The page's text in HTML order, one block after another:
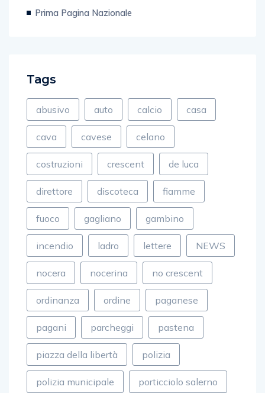
Prima Pagina Nazionale
Tags
abusivo auto calcio casa
cava cavese celano
costruzioni crescent de luca
direttore discoteca fiamme
fuoco gagliano gambino
incendio ladro lettere NEWS
nocera nocerina no crescent
ordinanza ordine paganese
pagani parcheggi pastena
piazza della libertà polizia
polizia municipale porticciolo salerno